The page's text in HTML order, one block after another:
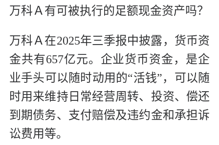
万科Ａ有可被执行的足额现金资产吗？
万科Ａ在2025年三季报中披露，货币资
金共有657亿元。企业货币资金，是企
业手头可以随时动用的“活钱”，可以随
时用来维持日常经营周转、投资、偿还
到期债务、支付赔偿及违约金和承担诉
讼费用等。